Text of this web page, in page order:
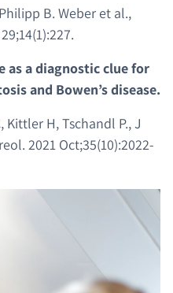
B. Weber et al.,
as a diagnostic clue for
and Bowen’s disease.
Kittler H, Tschandl P., J
2021 Oct;35(10):2022-